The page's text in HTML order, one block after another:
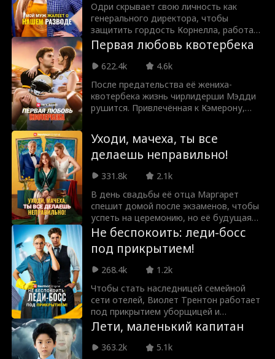
Одри скрывает свою личность как
генерального директора, чтобы
защитить гордость Корнелла, работая
за кулисами, чтобы помочь ему
получить крупный проект отеля и
подняться на вершину как генеральный
ему продвигаться по карьерной
лестнице, возвращается его первая
любовь, Сесилия, что создает
временем Одри сталкивается с
неустанным давлением со стороны
окружающих, включая Корнелла, что
подталкивает её к мысли о разводе.
Пережив бесчисленные унижения, она
наконец осознает свою ценность и
цену, которую платит за преданность
не тому человеку. Восстановив
уверенность в себе, Одри в конечном
итоге выбирает развод и борется за
возвращение своего места как
генерального директора.
Первая любовь квотербека
622.4k
4.6k
После предательства её жениха-
квотербека жизнь чирлидерши Мэдди
рушится. Привлечённая к Кэмерону,
новыми трудностями, когда её бывший,
капитанша чирлидеров и мать
Уходи, мачеха, ты все
делаешь неправильно!
331.8k
2.1k
В день свадьбы её отца Маргарет
спешит домой после экзаменов, чтобы
успеть на церемонию, но её будущая
мачеха Хлоя принимает её за
любовницу отца. Пока отец
отсутствует, Хлоя при каждом
удобном случае унижает и плохо
обращается с Маргарет. Сможет ли
Маргарет оправдать себя и раскрыть
истинное лицо Хлои, пока не стало
слишком поздно?
Не беспокоить: леди-босс
под прикрытием!
268.4k
1.2k
Чтобы стать наследницей семейной
сети отелей, Виолет Трентон работает
под прикрытием уборщицей и
устраняет нарушителей по одному.
Удастся ли ей спасти отель? И является
ли её новый привлекательный
Лети, маленький капитан
363.2k
5.1k